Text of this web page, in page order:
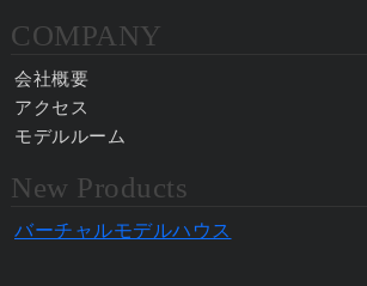
COMPANY
会社概要
アクセス
モデルルーム
New Products
バーチャルモデルハウス